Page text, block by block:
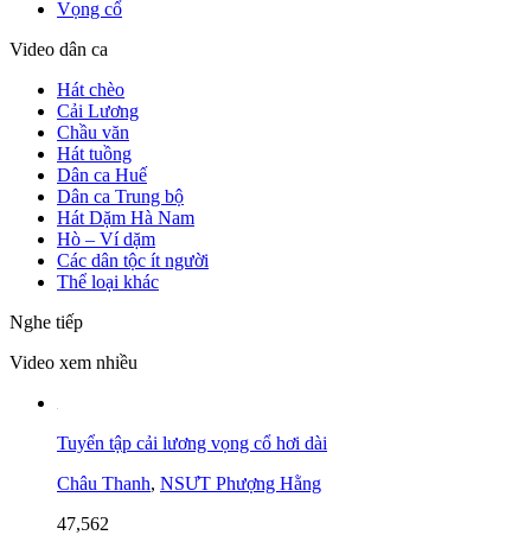
Vọng cổ
Video dân ca
Hát chèo
Cải Lương
Chầu văn
Hát tuồng
Dân ca Huế
Dân ca Trung bộ
Hát Dặm Hà Nam
Hò – Ví dặm
Các dân tộc ít người
Thể loại khác
Nghe tiếp
Video xem nhiều
Tuyển tập cải lương vọng cổ hơi dài
Châu Thanh, NSƯT Phượng Hằng
47,562